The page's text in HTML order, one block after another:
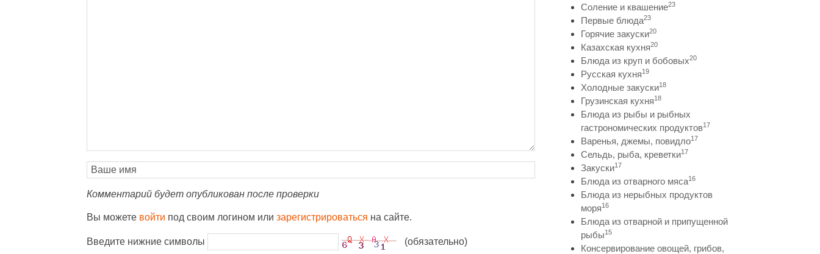
Комментарий будет опубликован после проверки
Вы можете войти под своим логином или зарегистрироваться на сайте.
Введите нижние символы (обязательно)
Соление и квашение23
Первые блюда23
Горячие закуски20
Казахская кухня20
Блюда из круп и бобовых20
Русская кухня19
Холодные закуски18
Грузинская кухня18
Блюда из рыбы и рыбных
гастрономических продуктов17
Варенья, джемы, повидло17
Сельдь, рыба, креветки17
Закуски17
Блюда из отварного мяса16
Блюда из нерыбных продуктов
моря16
Блюда из отварной и припущенной
рыбы15
Консервирование овощей, грибов,